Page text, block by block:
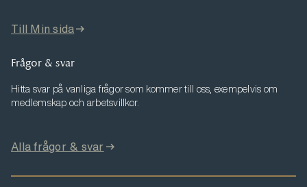
Till Min sida
Frågor & svar
Hitta svar på vanliga frågor som kommer till oss, exempelvis om
medlemskap och arbetsvillkor.
Alla frågor & svar